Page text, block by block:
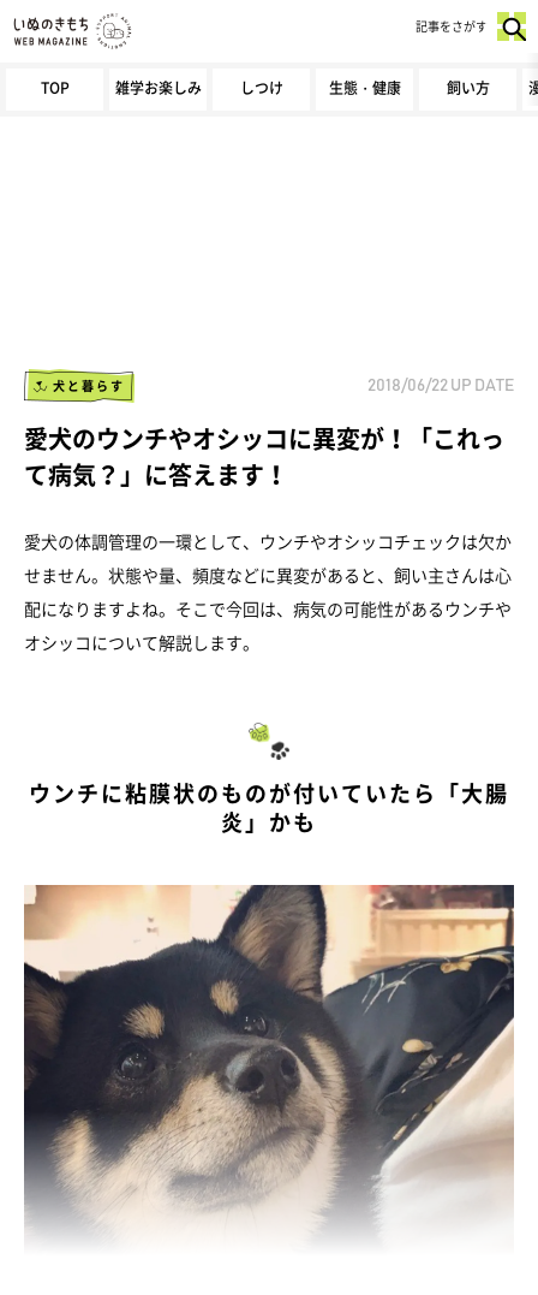
TOP 雑学お楽しみ しつけ 生態・健康 飼い方
記事をさがす
犬と暮らす 2018/06/22 UP DATE
愛犬のウンチやオシッコに異変が！「これっ
て病気？」に答えます！
愛犬の体調管理の一環として、ウンチやオシッコチェックは欠か
せません。状態や量、頻度などに異変があると、飼い主さんは心
配になりますよね。そこで今回は、病気の可能性があるウンチや
オシッコについて解説します。
ウンチに粘膜状のものが付いていたら「大腸
炎」かも